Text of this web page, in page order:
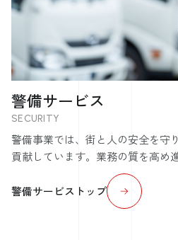
警備サービス
SECURITY
警備事業では、街と人の安全を守
貢献しています。業務の質を高め
警備サービストップ